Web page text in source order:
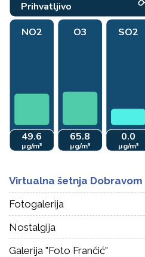
Virtualna šetnja Dobravom
Fotogalerija
Nostalgija
Galerija "Foto Frančić"